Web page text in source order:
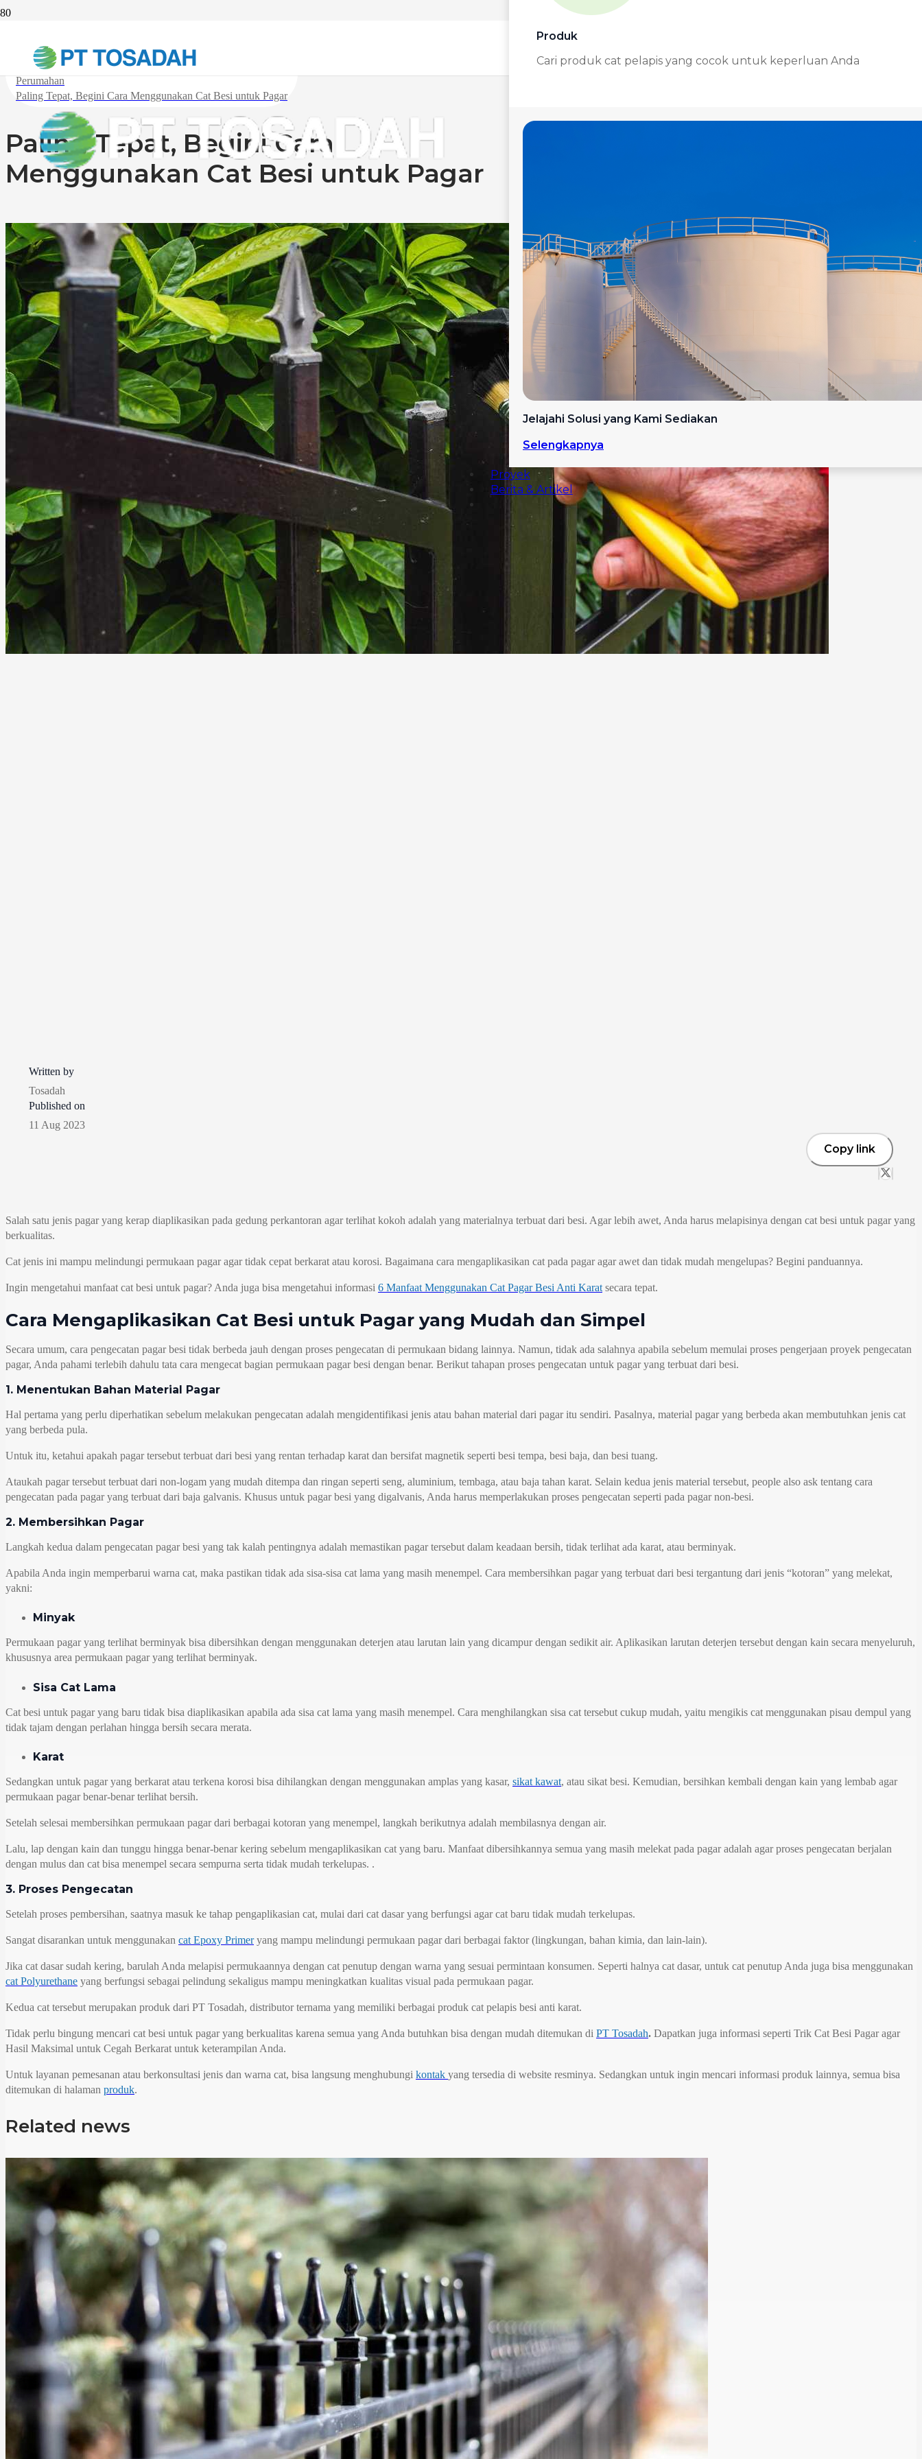
Produk
Cari produk cat pelapis yang cocok untuk keperluan Anda
Jelajahi Solusi yang Kami Sediakan
Selengkapnya
Proyek
Berita & Artikel
Beranda
Industri
Perumahan
Paling Tepat, Begini Cara Menggunakan Cat Besi untuk Pagar
Paling Tepat, Begini Cara
Menggunakan Cat Besi untuk Pagar
Written by
Tosadah
Published on
11 Aug 2023
Copy link
Salah satu jenis pagar yang kerap diaplikasikan pada gedung perkantoran agar terlihat kokoh adalah yang materialnya terbuat dari besi. Agar lebih awet, Anda harus melapisinya dengan cat besi untuk pagar yang
berkualitas.
Cat jenis ini mampu melindungi permukaan pagar agar tidak cepat berkarat atau korosi. Bagaimana cara mengaplikasikan cat pada pagar agar awet dan tidak mudah mengelupas? Begini panduannya.
Ingin mengetahui manfaat cat besi untuk pagar? Anda juga bisa mengetahui informasi 6 Manfaat Menggunakan Cat Pagar Besi Anti Karat secara tepat.
Cara Mengaplikasikan Cat Besi untuk Pagar yang Mudah dan Simpel
Secara umum, cara pengecatan pagar besi tidak berbeda jauh dengan proses pengecatan di permukaan bidang lainnya. Namun, tidak ada salahnya apabila sebelum memulai proses pengerjaan proyek pengecatan
pagar, Anda pahami terlebih dahulu tata cara mengecat bagian permukaan pagar besi dengan benar. Berikut tahapan proses pengecatan untuk pagar yang terbuat dari besi.
1. Menentukan Bahan Material Pagar
Hal pertama yang perlu diperhatikan sebelum melakukan pengecatan adalah mengidentifikasi jenis atau bahan material dari pagar itu sendiri. Pasalnya, material pagar yang berbeda akan membutuhkan jenis cat
yang berbeda pula.
Untuk itu, ketahui apakah pagar tersebut terbuat dari besi yang rentan terhadap karat dan bersifat magnetik seperti besi tempa, besi baja, dan besi tuang.
Ataukah pagar tersebut terbuat dari non-logam yang mudah ditempa dan ringan seperti seng, aluminium, tembaga, atau baja tahan karat. Selain kedua jenis material tersebut, people also ask tentang cara
pengecatan pada pagar yang terbuat dari baja galvanis. Khusus untuk pagar besi yang digalvanis, Anda harus memperlakukan proses pengecatan seperti pada pagar non-besi.
2. Membersihkan Pagar
Langkah kedua dalam pengecatan pagar besi yang tak kalah pentingnya adalah memastikan pagar tersebut dalam keadaan bersih, tidak terlihat ada karat, atau berminyak.
Apabila Anda ingin memperbarui warna cat, maka pastikan tidak ada sisa-sisa cat lama yang masih menempel. Cara membersihkan pagar yang terbuat dari besi tergantung dari jenis “kotoran” yang melekat,
yakni:
Minyak
Permukaan pagar yang terlihat berminyak bisa dibersihkan dengan menggunakan deterjen atau larutan lain yang dicampur dengan sedikit air. Aplikasikan larutan deterjen tersebut dengan kain secara menyeluruh,
khususnya area permukaan pagar yang terlihat berminyak.
Sisa Cat Lama
Cat besi untuk pagar yang baru tidak bisa diaplikasikan apabila ada sisa cat lama yang masih menempel. Cara menghilangkan sisa cat tersebut cukup mudah, yaitu mengikis cat menggunakan pisau dempul yang
tidak tajam dengan perlahan hingga bersih secara merata.
Karat
Sedangkan untuk pagar yang berkarat atau terkena korosi bisa dihilangkan dengan menggunakan amplas yang kasar, sikat kawat, atau sikat besi. Kemudian, bersihkan kembali dengan kain yang lembab agar
permukaan pagar benar-benar terlihat bersih.
Setelah selesai membersihkan permukaan pagar dari berbagai kotoran yang menempel, langkah berikutnya adalah membilasnya dengan air.
Lalu, lap dengan kain dan tunggu hingga benar-benar kering sebelum mengaplikasikan cat yang baru. Manfaat dibersihkannya semua yang masih melekat pada pagar adalah agar proses pengecatan berjalan
dengan mulus dan cat bisa menempel secara sempurna serta tidak mudah terkelupas. .
3. Proses Pengecatan
Setelah proses pembersihan, saatnya masuk ke tahap pengaplikasian cat, mulai dari cat dasar yang berfungsi agar cat baru tidak mudah terkelupas.
Sangat disarankan untuk menggunakan cat Epoxy Primeryang mampu melindungi permukaan pagar dari berbagai faktor (lingkungan, bahan kimia, dan lain-lain).
Jika cat dasar sudah kering, barulah Anda melapisi permukaannya dengan cat penutup dengan warna yang sesuai permintaan konsumen. Seperti halnya cat dasar, untuk cat penutup Anda juga bisa menggunakan
cat Polyurethane yang berfungsi sebagai pelindung sekaligus mampu meningkatkan kualitas visual pada permukaan pagar.
Kedua cat tersebut merupakan produk dari PT Tosadah, distributor ternama yang memiliki berbagai produk cat pelapis besi anti karat.
Tidak perlu bingung mencari cat besi untuk pagar yang berkualitas karena semua yang Anda butuhkan bisa dengan mudah ditemukan di PT Tosadah. Dapatkan juga informasi seperti Trik Cat Besi Pagar agar
Hasil Maksimal untuk Cegah Berkarat untuk keterampilan Anda.
Untuk layanan pemesanan atau berkonsultasi jenis dan warna cat, bisa langsung menghubungi kontak yang tersedia di website resminya. Sedangkan untuk ingin mencari informasi produk lainnya, semua bisa
ditemukan di halaman produk.
Related news